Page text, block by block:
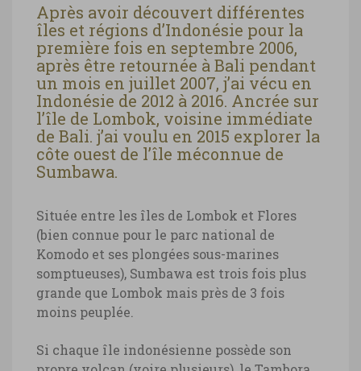
Après avoir découvert différentes
îles et régions d’Indonésie pour la
première fois en septembre 2006,
après être retournée à Bali pendant
un mois en juillet 2007, j’ai vécu en
Indonésie de 2012 à 2016. Ancrée sur
l’île de Lombok, voisine immédiate
de Bali. j’ai voulu en 2015 explorer la
côte ouest de l’île méconnue de
Sumbawa.
Située entre les îles de Lombok et Flores
(bien connue pour le parc national de
Komodo et ses plongées sous-marines
somptueuses), Sumbawa est trois fois plus
grande que Lombok mais près de 3 fois
moins peuplée.
Si chaque île indonésienne possède son